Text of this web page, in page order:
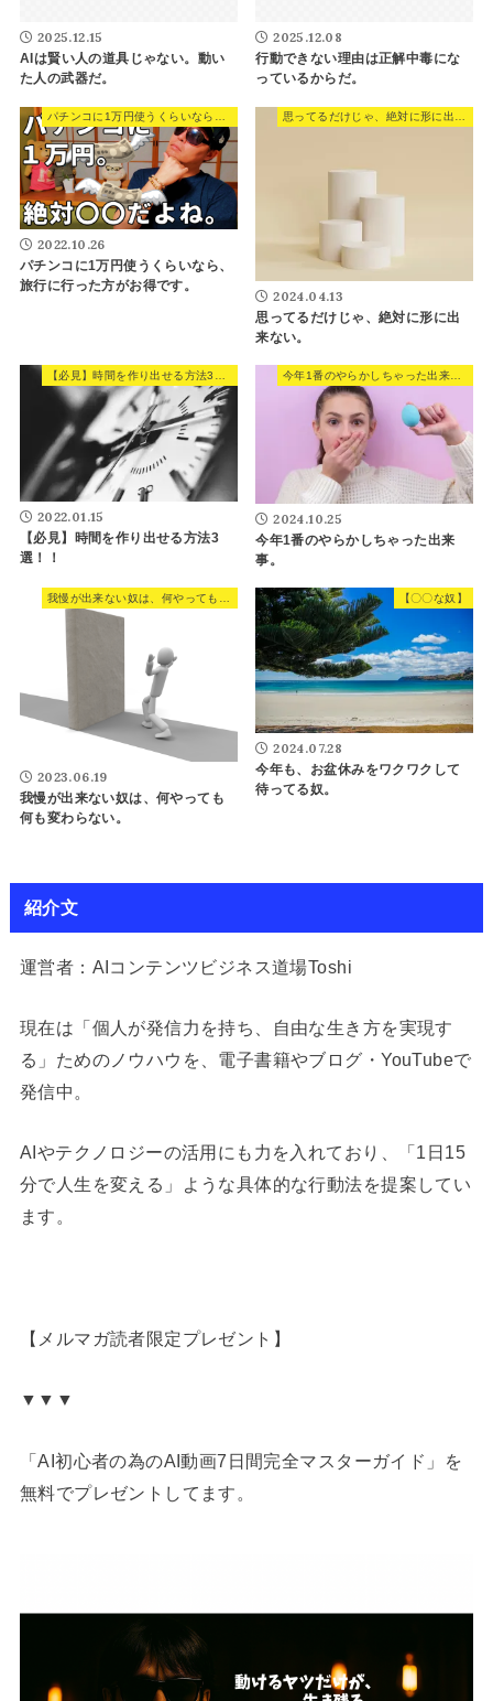
2025.12.15
AIは賢い人の道具じゃない。動い
た人の武器だ。
2025.12.08
行動できない理由は正解中毒にな
っているからだ。
パチンコに1万円使うくらいなら、旅行に行った方がお得です。
2022.10.26
パチンコに1万円使うくらいなら、
旅行に行った方がお得です。
思ってるだけじゃ、絶対に形に出来ない。
2024.04.13
思ってるだけじゃ、絶対に形に出
来ない。
2022.01.15
【必見】時間を作り出せる方法3
選！！
2024.10.25
今年1番のやらかしちゃった出来
事。
2023.06.19
我慢が出来ない奴は、何やっても
何も変わらない。
【〇〇な奴】
2024.07.28
今年も、お盆休みをワクワクして
待ってる奴。
紹介文
運営者：AIコンテンツビジネス道場Toshi
現在は「個人が発信力を持ち、自由な生き方を実現す
る」ためのノウハウを、電子書籍やブログ・YouTubeで
発信中。
AIやテクノロジーの活用にも力を入れており、「1日15
分で人生を変える」ような具体的な行動法を提案してい
ます。
【メルマガ読者限定プレゼント】
▼▼▼
「AI初心者の為のAI動画7日間完全マスターガイド」を
無料でプレゼントしてます。